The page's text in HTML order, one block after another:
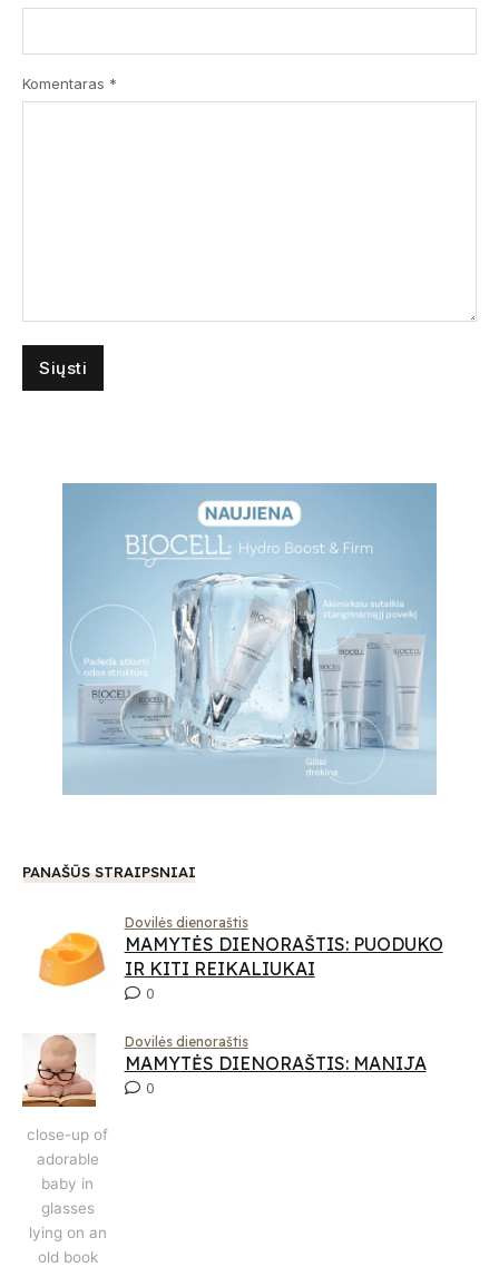
Komentaras *
PANAŠŪS STRAIPSNIAI
Dovilės dienoraštis
MAMYTĖS DIENORAŠTIS: PUODUKO
IR KITI REIKALIUKAI
0
close-up of
adorable
baby in
glasses
lying on an
old book
Dovilės dienoraštis
MAMYTĖS DIENORAŠTIS: MANIJA
0